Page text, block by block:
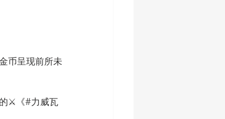
币呈现前所未
⚔️《#力威瓦